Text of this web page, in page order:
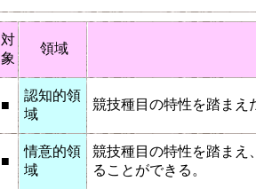
対
象
領域
■
認知的領
域
競技種目の特性を踏まえ
■
情意的領
域
競技種目の特性を踏まえ
ることができる。